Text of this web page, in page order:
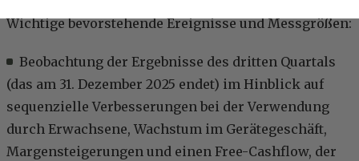
Wichtige bevorstehende Ereignisse und Messgrößen:
Beobachtung der Ergebnisse des dritten Quartals
(das am 31. Dezember 2025 endet) im Hinblick auf
sequenzielle Verbesserungen bei der Verwendung
durch Erwachsene, Wachstum im Gerätegeschäft,
Margensteigerungen und einen Free-Cashflow, der